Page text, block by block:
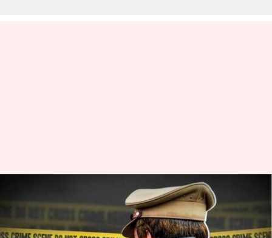
Bihar: పూజారి హత్య కేసులో ట్విస్ట్..
బలవంతంగా సెక్స్ చేస్తున్నాడని
ప్రియురాలే..